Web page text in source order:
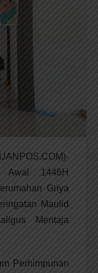
Awal 1446H
Griya
Maulid
Mentaja
Perhimpunan